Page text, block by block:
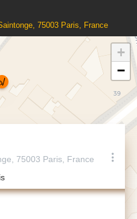
75003 Paris, France
75003 Paris, France
+
−